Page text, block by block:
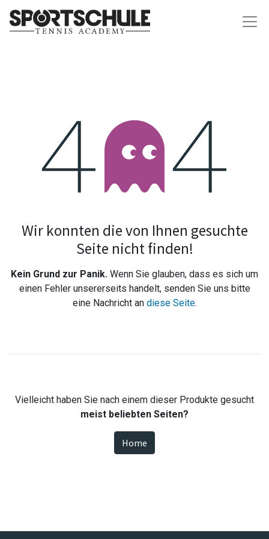
Fehler 404
Wir konnten die von Ihnen gesuchte
Seite nicht finden!
Kein Grund zur Panik. Wenn Sie glauben, dass es sich um
einen Fehler unsererseits handelt, senden Sie uns bitte
eine Nachricht an diese Seite.
Vielleicht haben Sie nach einem dieser Produkte gesucht
meist beliebten Seiten?
Home